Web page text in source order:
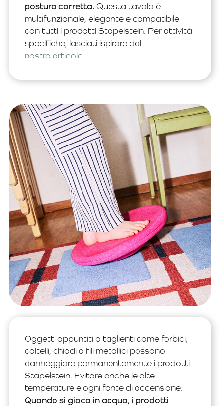
postura corretta. Questa tavola è
multifunzionale, elegante e compatibile
con tutti i prodotti Stapelstein. Per attività
specifiche, lasciati ispirare dal
nostro articolo.
Oggetti appuntiti o taglienti come forbici,
coltelli, chiodi o fili metallici possono
danneggiare permanentemente i prodotti
Stapelstein. Evitare anche le alte
temperature e ogni fonte di accensione.
Quando si gioca in acqua, i prodotti